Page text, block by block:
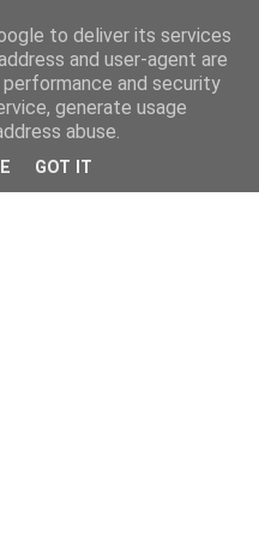
to deliver its services
and user-agent are
and security
generate usage
abuse.
GOT IT